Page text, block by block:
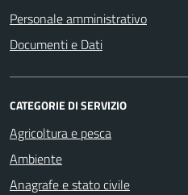
Personale amministrativo
Documenti e Dati
CATEGORIE DI SERVIZIO
Agricoltura e pesca
Ambiente
Anagrafe e stato civile